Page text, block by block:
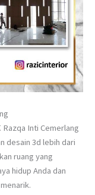
Razqa Inti Cemerlang
desain 3d lebih dari
ruang yang
hidup Anda dan